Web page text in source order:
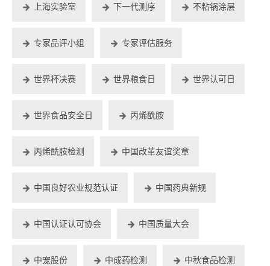
上海实验室 下一代测序 不粘锅涂层
专家品评小组 专家评估服务
世界杯决赛 世界粮食日 世界认可日
世界食品安全日 丙烯酰胺
丙烯酰胺检测 中国改革友谊奖章
中国良好农业规范认证 中国药典新规
中国认证认可协会 中国质量大会
中宠股份 中成药检测 中秋食品检测